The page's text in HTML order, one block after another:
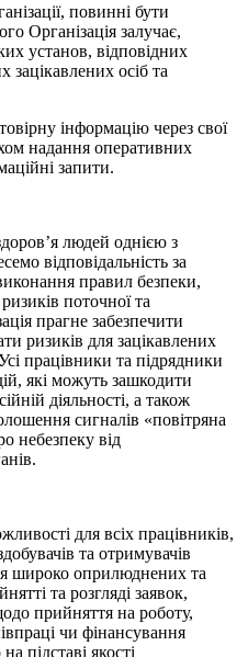
повинні бути
Організація залучає,
установ, відповідних
зацікавлених осіб та
інформацію через свої
надання оперативних
запити.
людей однією з
відповідальність за
правил безпеки,
поточної та
прагне забезпечити
ризиків для зацікавлених
працівники та підрядники
які можуть зашкодити
діяльності, а також
сигналів «повітряна
небезпеку від
для всіх працівників,
та отримувачів
широко оприлюднених та
та розгляді заявок,
прийняття на роботу,
чи фінансування
підставі якості